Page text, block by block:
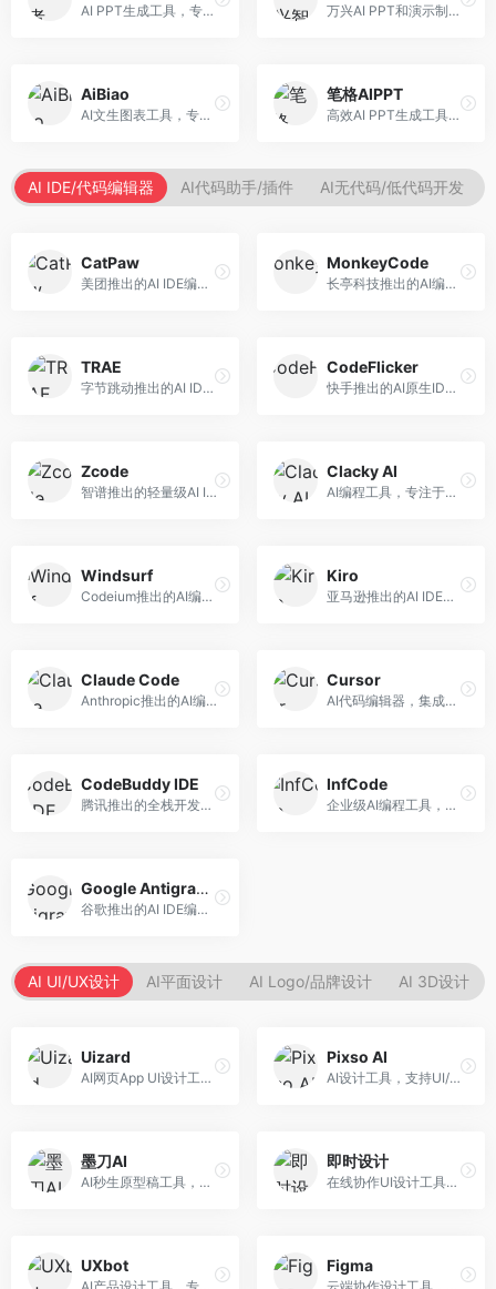
AI PPT生成工具，专注于演示文稿智能创作。面向职场人士，支持主题输入、内容生成、设计美化等功能，PPT制作效率高。 万兴AI PPT和演示制作软件，整合视频演示功能。面向职场人士和教育工作者，提供PPT生成、演示录制、视频制作等服务，演示功能完善。
AiBiao
AI文生图表工具，专注于数据可视化展示。面向数据分析师和职场人士，提供图表生成、数据可视化、PPT嵌入等服务，数据展示专业。
笔格AIPPT
高效AI PPT生成工具，专注于演示文稿智能创作。面向职场人士，支持主题输入、内容生成、设计美化等功能，PPT制作效率高。
AI IDE/代码编辑器 AI代码助手/插件 AI无代码/低代码开发
CatPaw
美团推出的AI IDE编程工具，专注于本地开发生态。面向开发者，提供智能代码补全、代码生成、项目管理等服务，本地开发体验好。
MonkeyCode
长亭科技推出的AI编程助手，专注于安全开发。面向开发者，提供代码生成、安全检测、漏洞修复等服务，安全开发能力强。
TRAE
字节跳动推出的AI IDE编程工具，深度集成大模型能力。面向开发者，提供智能代码补全、代码解释、重构优化等服务，编程效率显著提升。
CodeFlicker
快手推出的AI原生IDE，专注于短视频相关开发。面向快手生态开发者，提供代码生成、调试辅助等服务，与快手开发生态深度整合。
Zcode
智谱推出的轻量级AI IDE，基于GLM模型。面向开发者，提供智能代码补全、代码生成、错误检测等服务，中文编程支持好。
Clacky AI
AI编程工具，专注于代码智能生成与优化。面向开发者，提供代码生成、代码重构、错误修复等服务，编程效率高。
Windsurf
Codeium推出的AI编程工具，专注于代码智能辅助。面向开发者，提供代码补全、代码生成、代码解释等服务，多语言支持完善。
Kiro
亚马逊推出的AI IDE，深度整合AWS云服务。面向AWS开发者，提供代码生成、云服务集成、部署自动化等服务，与AWS生态无缝衔接。
Claude Code
Anthropic推出的AI编程工具，基于Claude模型。面向开发者，提供代码生成、代码审查、调试辅助等服务，代码质量高，推理能力强。
Cursor
AI代码编辑器，集成GPT-4模型，专注于智能编程辅助。面向开发者，提供代码生成、代码解释、错误修复等服务，编程体验流畅，开发效率高。
CodeBuddy IDE
腾讯推出的全栈开发AI IDE，整合腾讯云服务。面向开发者，提供代码生成、调试辅助、部署服务等功能，与腾讯云生态深度整合。
InfCode
企业级AI编程工具，专注于团队协作开发。面向企业开发团队，提供代码生成、代码审查、团队协作等服务，企业级功能完善。
Google Antigravity
谷歌推出的AI IDE编程智能体，整合Google Cloud服务。面向谷歌生态开发者，提供智能编程辅助、云服务集成等功能。
AI UI/UX设计 AI平面设计 AI Logo/品牌设计 AI 3D设计
Uizard
AI网页App UI设计工具，专注于快速界面生成。面向产品经理和设计师，提供线框图转UI、界面生成、设计优化等服务，设计速度快。
Pixso AI
AI设计工具，支持UI/UX设计全流程。面向设计师和产品团队，提供界面生成、设计优化、协作评审等服务，国产替代方案，团队协作便捷。
墨刀AI
AI秒生原型稿工具，专注于快速原型设计。面向产品经理和设计师，提供原型生成、交互设计、团队协作等服务，原型制作效率高。
即时设计
在线协作UI设计工具，整合AI设计功能。面向设计师和产品团队，提供界面设计、原型制作、设计资源库等服务，国产协作设计平台。
UXbot
AI产品设计工具，专注于用户体验优化。面向UX设计师，提供用户研究、设计建议、可用性测试等服务，UX设计支持完善。
Figma
云端协作设计工具，整合AI设计辅助功能。面向UI/UX设计师和产品团队，提供界面设计、原型制作、团队协作等服务，协作功能强大，是UI设计领域的标杆产品。